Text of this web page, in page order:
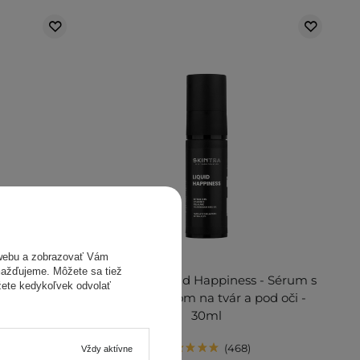
On -
- 50ml
SkinTra - Liquid Happiness - Sérum s
0,3% retinalom na tvár a pod oči -
30ml
468
a zobrazovať Vám
Môžete sa tiež
kedykoľvek odvolať
Vždy aktívne